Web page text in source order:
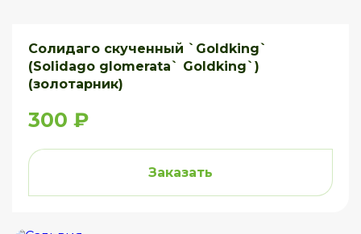
Солидаго скученный `Goldking`
(Solidago glomerata` Goldking`)
(золотарник)
300 ₽
Заказать